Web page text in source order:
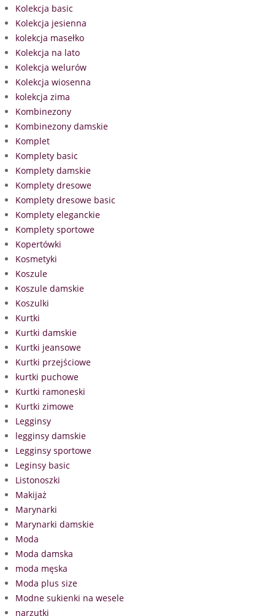
Kolekcja basic
Kolekcja jesienna
kolekcja masełko
Kolekcja na lato
Kolekcja welurów
Kolekcja wiosenna
kolekcja zima
Kombinezony
Kombinezony damskie
Komplet
Komplety basic
Komplety damskie
Komplety dresowe
Komplety dresowe basic
Komplety eleganckie
Komplety sportowe
Kopertówki
Kosmetyki
Koszule
Koszule damskie
Koszulki
Kurtki
Kurtki damskie
Kurtki jeansowe
Kurtki przejściowe
kurtki puchowe
Kurtki ramoneski
Kurtki zimowe
Legginsy
legginsy damskie
Legginsy sportowe
Leginsy basic
Listonoszki
Makijaż
Marynarki
Marynarki damskie
Moda
Moda damska
moda męska
Moda plus size
Modne sukienki na wesele
narzutki